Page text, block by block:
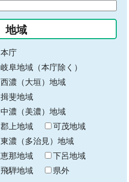
地域
本庁
岐阜地域（本庁除く）
西濃（大垣）地域
揖斐地域
中濃（美濃）地域
郡上地域
可茂地域
東濃（多治見）地域
恵那地域
下呂地域
飛騨地域
県外